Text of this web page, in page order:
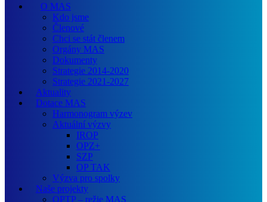
O MAS
Kdo jsme
Členové
Chci se stát členem
Orgány MAS
Dokumenty
Strategie 2014-2020
Strategie 2021-2027
Aktuality
Dotace MAS
Harmonogram výzev
Aktuální výzvy
IROP
OPZ+
SZP
OP TAK
Výzva pro spolky
Naše projekty
OPTP – režie MAS